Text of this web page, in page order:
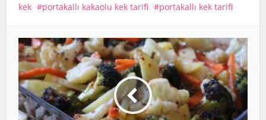
kek
portakallı kakaolu kek tarifi portakallı kek tarifi